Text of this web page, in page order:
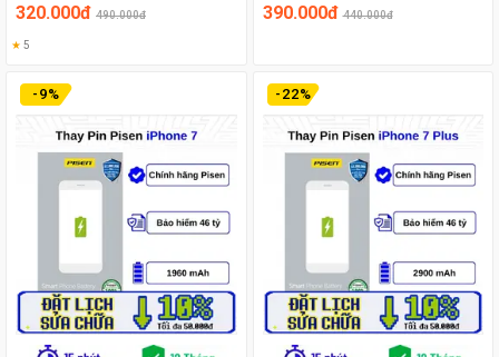
320.000đ 490.000đ
★ 5
390.000đ 440.000đ
- 9% - 22%